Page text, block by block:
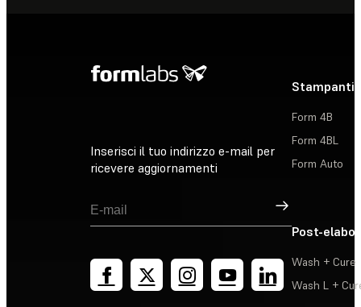
Inserisci il tuo indirizzo e-mail per
ricevere aggiornamenti
Registrati
Stampanti
Form 4B
Form 4BL
Form Auto
Post-
Wash + Cure
Wash L +